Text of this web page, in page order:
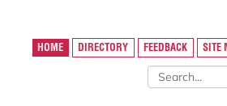
HOME DIRECTORY FEEDBACK SITE